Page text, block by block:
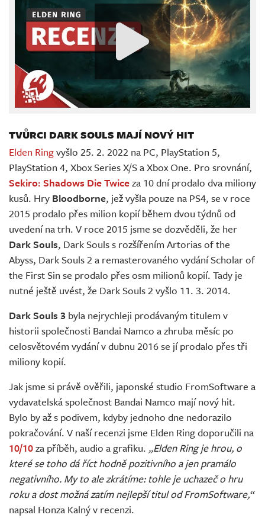
TVŮRCI DARK SOULS MAJÍ NOVÝ HIT
Elden Ringvyšlo 25. 2. 2022 na PC, PlayStation 5,
PlayStation 4, Xbox Series X/S a Xbox One. Pro srovnání,
Sekiro: Shadows Die Twiceza 10 dní prodalo dva miliony
kusů. Hry Bloodborne, jež vyšla pouze na PS4, se v roce
2015 prodalo přes milion kopií během dvou týdnů od
uvedení na trh. V roce 2015 jsme se dozvěděli, že her
Dark Souls, Dark Souls s rozšířením Artorias of the
Abyss, Dark Souls 2 a remasterovaného vydání Scholar of
the First Sin se prodalo přes osm milionů kopií. Tady je
nutné ještě uvést, že Dark Souls 2 vyšlo 11. 3. 2014.
Dark Souls 3 byla nejrychleji prodávaným titulem v
historii společnosti Bandai Namco a zhruba měsíc po
celosvětovém vydání v dubnu 2016 se jí prodalo přes tři
miliony kopií.
Jak jsme si právě ověřili, japonské studio FromSoftware a
vydavatelská společnost Bandai Namco mají nový hit.
Bylo by až s podivem, kdyby jednoho dne nedorazilo
pokračování. V naší recenzi jsme Elden Ring doporučili na
10/10za příběh, audio a grafiku. „Elden Ring je hrou, o
které se toho dá říct hodně pozitivního a jen pramálo
negativního. My to ale zkrátíme: tohle je uchazeč o hru
roku a dost možná zatím nejlepší titul od FromSoftware,“
napsal Honza Kalný v recenzi.